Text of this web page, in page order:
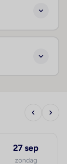
27 sep
zondag